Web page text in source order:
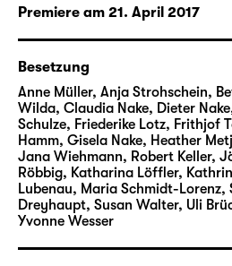
wartet, nutzen die
Ruhms auszukosten. Als
beginnt, läuft diese aber
Ruder. Weitere Eitelkeiten
Beleidigungen werden
tatkräftig ausgetragen –
Ordnung zerfällt. Und in
achtet niemand auf die
Erschütterungen, die das
Premiere am 21. April 2017
Besetzung
Anne Müller, Anja Strohschein,
Wilda, Claudia Nake, Dieter
Schulze, Friederike Lotz, Frithjof
Hamm, Gisela Nake, Heather
Jana Wiehmann, Robert Keller,
Röbbig, Katharina Löffler,
Lubenau, Maria Schmidt-Lorenz,
Dreyhaupt, Susan Walter, Uli
Yvonne Wesser